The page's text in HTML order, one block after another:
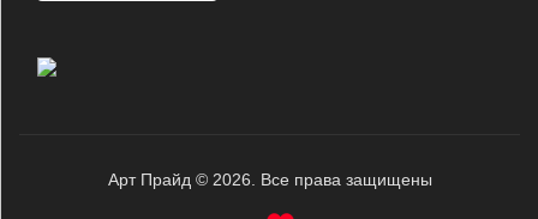
Арт Прайд © 2026. Все права защищены